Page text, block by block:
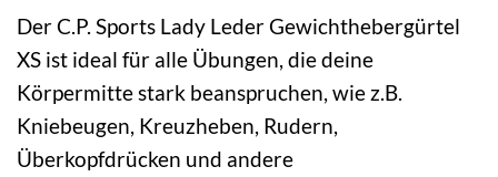
Der C.P. Sports Lady Leder Gewichthebergürtel
XS ist ideal für alle Übungen, die deine
Körpermitte stark beanspruchen, wie z.B.
Kniebeugen, Kreuzheben, Rudern,
Überkopfdrücken und andere